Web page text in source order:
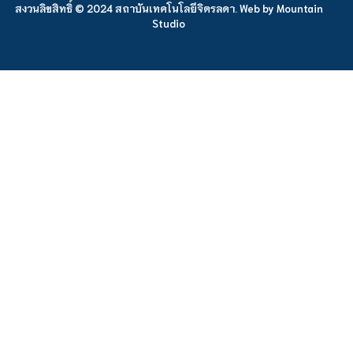
สงวนลิขสิทธิ์ © 2024 สถาบันเทคโนโลยีจิตรลดา. Web by Mountain
Studio